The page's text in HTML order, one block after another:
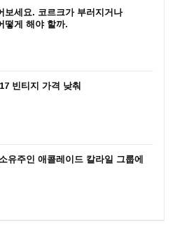
보세요. 코르크가 부러지거나
떻게 해야 할까.
빈티지 가격 낮춰
유주인 애콜레이드 칼라일 그룹에